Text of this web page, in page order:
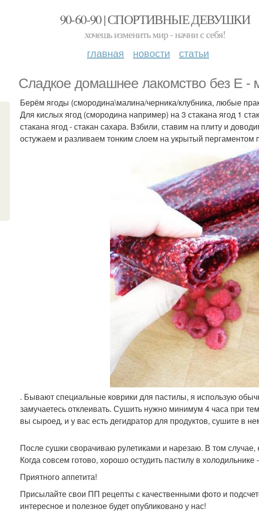
90-60-90 | СПОРТИВНЫЕ ДЕВУШКИ
хочешь изменить мир - начни с себя!
главная новости статьи
Сладкое домашнее лакомство без Е -
Берём ягоды (смородина\малина/черника/клубника, любые
Для кислых ягод (смородина например) на 3 стакана ягод 1
стакана ягод - стакан сахара. Взбили, ставим на плиту и
остужаем и разливаем тонким слоем на укрытый пергаментом
. Бывают специальные коврики для пастилы, я использую
замучаетесь отклеивать. Сушить нужно минимум 4 часа при
вы сыроед, и у вас есть дегидратор для продуктов, сушите в
После сушки сворачиваю рулетиками и нарезаю. В том
Когда совсем готово, хорошо остудить пастилу в холодильнике
Приятного аппетита!
Присылайте свои ПП рецепты с качественными фото и
интересное и полезное будет опубликовано у нас!